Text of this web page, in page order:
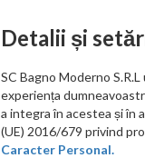
Detalii și
SC Bagno Moderno
experiența
a integra în acestea și în
(UE) 2016/679 privind
Caracter Personal.